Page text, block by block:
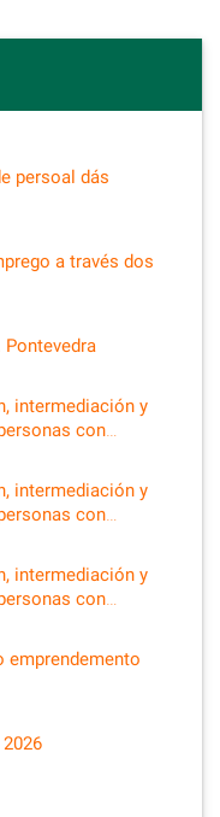
persoal dás
a través dos
intermediación y
con…
intermediación y
con…
intermediación y
con…
emprendemento